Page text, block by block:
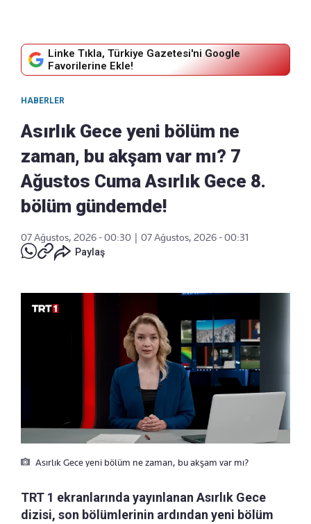
Linke Tıkla, Türkiye Gazetesi'ni Google
Favorilerine Ekle!
HABERLER
Asırlık Gece yeni bölüm ne
zaman, bu akşam var mı? 7
Ağustos Cuma Asırlık Gece 8.
bölüm gündemde!
07 Ağustos, 2026 - 00:30
07 Ağustos, 2026 - 00:31
Paylaş
Asırlık Gece yeni bölüm ne zaman, bu akşam var mı?
TRT 1 ekranlarında yayınlanan Asırlık Gece
dizisi, son bölümlerinin ardından yeni bölüm